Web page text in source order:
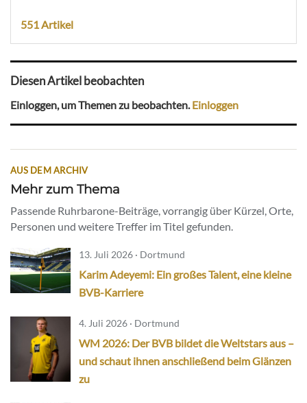
551 Artikel
Diesen Artikel beobachten
Einloggen, um Themen zu beobachten.Einloggen
AUS DEM ARCHIV
Mehr zum Thema
Passende Ruhrbarone-Beiträge, vorrangig über Kürzel, Orte,
Personen und weitere Treffer im Titel gefunden.
13. Juli 2026 · Dortmund
Karim Adeyemi: Ein großes Talent, eine kleine
BVB-Karriere
4. Juli 2026 · Dortmund
WM 2026: Der BVB bildet die Weltstars aus –
und schaut ihnen anschließend beim Glänzen
zu